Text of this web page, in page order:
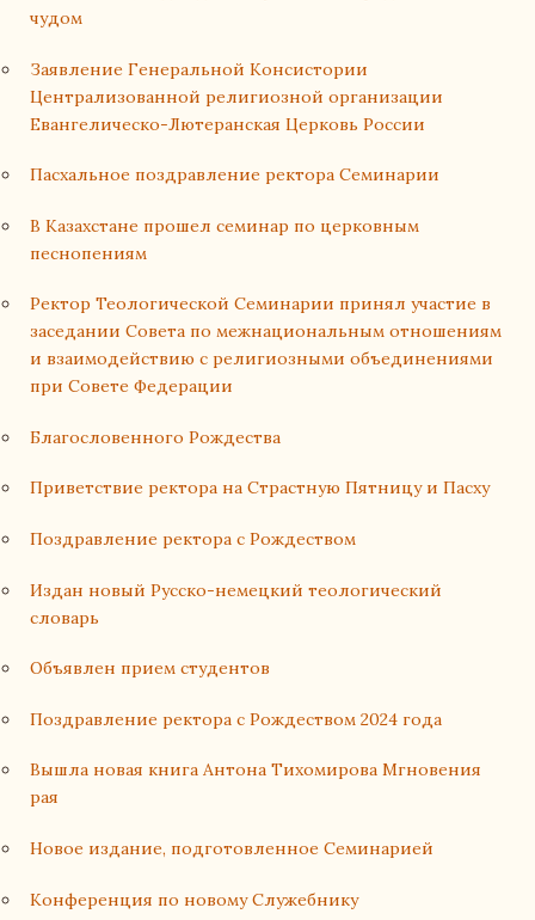
чудом
Заявление Генеральной Консистории
Централизованной религиозной организации
Евангелическо-Лютеранская Церковь России
Пасхальное поздравление ректора Семинарии
В Казахстане прошел семинар по церковным
песнопениям
Ректор Теологической Семинарии принял участие в
заседании Совета по межнациональным отношениям
и взаимодействию с религиозными объединениями
при Совете Федерации
Благословенного Рождества
Приветствие ректора на Страстную Пятницу и Пасху
Поздравление ректора с Рождеством
Издан новый Русско-немецкий теологический
словарь
Объявлен прием студентов
Поздравление ректора с Рождеством 2024 года
Вышла новая книга Антона Тихомирова Мгновения
рая
Новое издание, подготовленное Семинарией
Конференция по новому Служебнику